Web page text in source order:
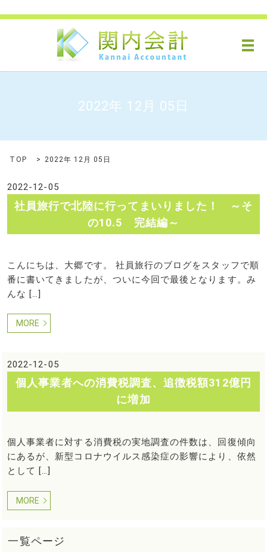
メ
2022年 12月 05日
TOP 2022年 12月 05日
2022-12-05
社員旅行で北陸に行ってまいりました！ ～そ
の10.5 完結編～
こんにちは、大郷です。 社員旅行のブログをスタッフで順
番に書いてきましたが、ついに今回で最後となります。み
んな […]
MORE
2022-12-05
個人事業者への消費税調査、追徴税額312億円
に増加
個人事業者に対する消費税の実地調査の件数は、回復傾向
にあるが、新型コロナウイルス感染症の影響により、依然
として […]
MORE